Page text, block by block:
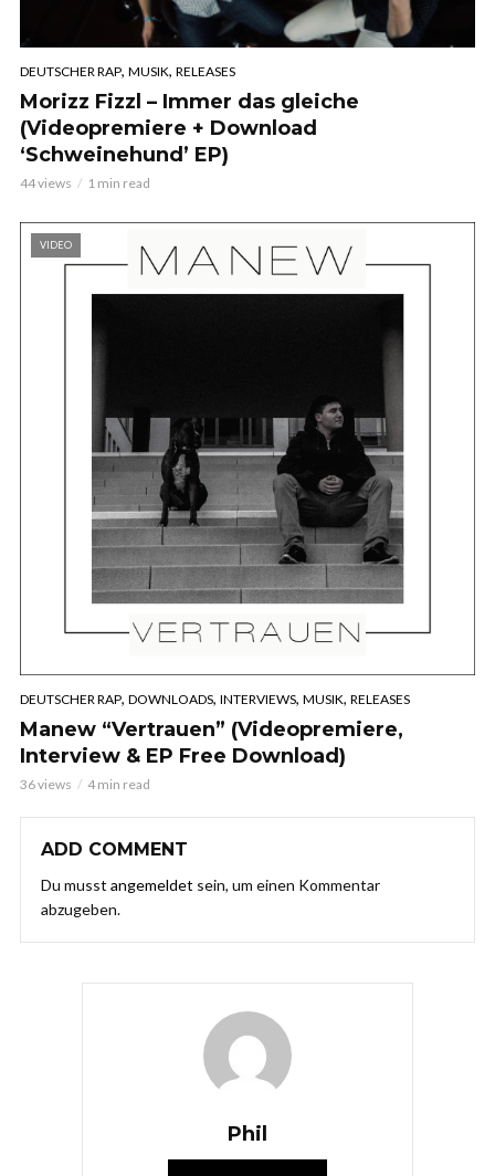
DEUTSCHER RAP, MUSIK, RELEASES
Morizz Fizzl – Immer das gleiche
(Videopremiere + Download
‘Schweinehund’ EP)
44 views 1 min read
VIDEO
DEUTSCHER RAP, DOWNLOADS, INTERVIEWS, MUSIK, RELEASES
Manew “Vertrauen” (Videopremiere,
Interview & EP Free Download)
36 views 4 min read
ADD COMMENT
Du musst angemeldet sein, um einen Kommentar
abzugeben.
Phil